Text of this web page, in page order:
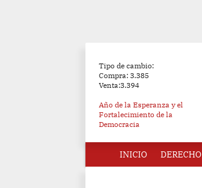
Tipo de cambio:
Compra: 3.385
Venta:3.394
Año de la Esperanza y el
Fortalecimiento de la
Democracia
INICIO DERECHO